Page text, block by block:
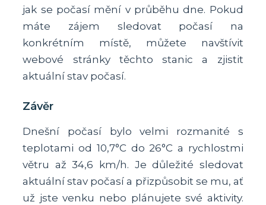
jak se počasí mění v průběhu dne. Pokud
máte zájem sledovat počasí na
konkrétním místě, můžete navštívit
webové stránky těchto stanic a zjistit
aktuální stav počasí.
Závěr
Dnešní počasí bylo velmi rozmanité s
teplotami od 10,7°C do 26°C a rychlostmi
větru až 34,6 km/h. Je důležité sledovat
aktuální stav počasí a přizpůsobit se mu, ať
už jste venku nebo plánujete své aktivity.